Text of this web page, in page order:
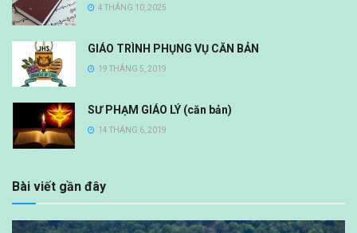
4 THÁNG 10, 2025
GIÁO TRÌNH PHỤNG VỤ CĂN BẢN
19 THÁNG 5, 2019
SƯ PHẠM GIÁO LÝ (căn bản)
14 THÁNG 6, 2019
Bài viết gần đây